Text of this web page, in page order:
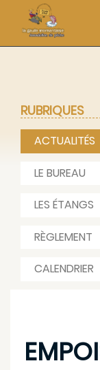
RUBRIQUES
ACTUALITÉS
LE BUREAU
LES ÉTANGS
RÈGLEMENT
CALENDRIER